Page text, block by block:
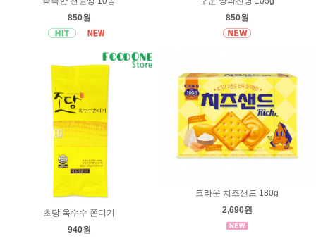
850원
850원
초당 옥수수 쫀디기
940원
크라운 치즈샌드 180g
2,690원